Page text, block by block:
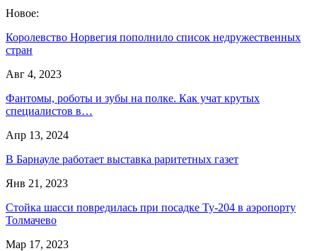
Новое:
Королевство Норвегия пополнило список недружественных
стран
Авг 4, 2023
Фантомы, роботы и зубы на полке. Как учат крутых
специалистов в…
Апр 13, 2024
В Барнауле работает выставка раритетных газет
Янв 21, 2023
Стойка шасси повредилась при посадке Ту-204 в аэропорту
Толмачево
Мар 17, 2023